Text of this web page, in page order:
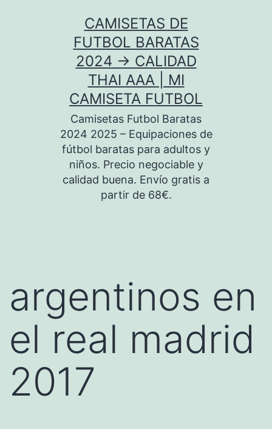
CAMISETAS DE
FUTBOL BARATAS
2024 → CALIDAD
THAI AAA | MI
CAMISETA FUTBOL
Camisetas Futbol Baratas
2024 2025 – Equipaciones de
fútbol baratas para adultos y
niños. Precio negociable y
calidad buena. Envío gratis a
partir de 68€.
argentinos en
el real madrid
2017